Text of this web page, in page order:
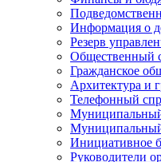
Информация о
Резерв
Общественный
Гражданское
Архитектура и
Телефонный
Инициативное
Руководители